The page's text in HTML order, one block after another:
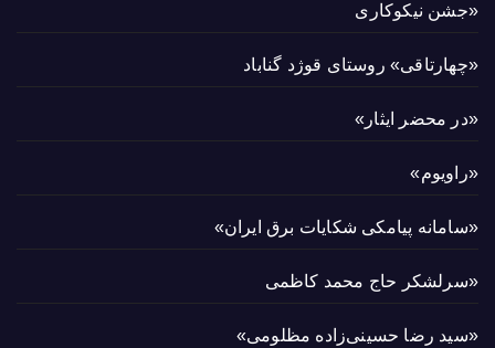
«جشن نیکوکاری
«چهارتاقی» روستای قوژد گناباد
«در محضر ایثار»
«راویوم»
«سامانه پیامکی شکایات برق ایران»
«سرلشکر حاج محمد کاظمی
«سید رضا حسینی‌زاده مظلومی»